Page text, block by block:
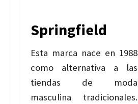
Springfield
Esta marca nace en 1988
como alternativa a las
tiendas de moda
masculina tradicionales.